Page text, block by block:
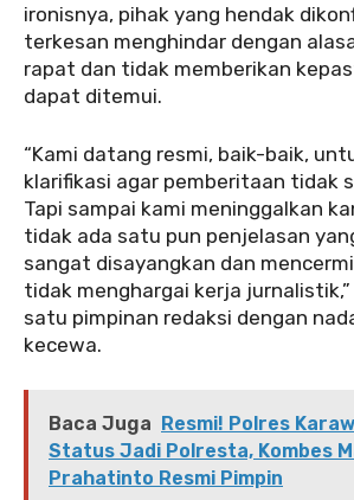
ironisnya, pihak yang hendak
terkesan menghindar dengan
rapat dan tidak memberikan
dapat ditemui.
‎‎“Kami datang resmi, baik-baik,
klarifikasi agar pemberitaan tidak
Tapi sampai kami meninggalkan
tidak ada satu pun penjelasan
sangat disayangkan dan
tidak menghargai kerja
satu pimpinan redaksi dengan
kecewa.
Baca Juga Resmi! Polres
Status Jadi Polresta, Kombes
Prahatinto Resmi Pimpin